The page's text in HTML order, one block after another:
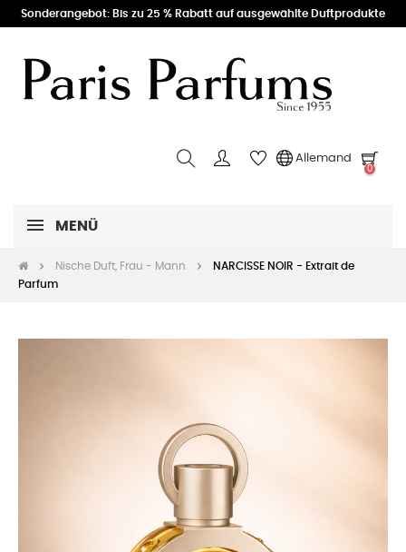
Sonderangebot: Bis zu 25 % Rabatt auf ausgewählte Duftprodukte
Allemand
0
MENÜ
Nische Duft, Frau - Mann
NARCISSE NOIR - Extrait de
Parfum